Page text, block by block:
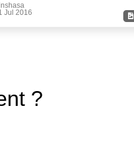
Jul 2016
?